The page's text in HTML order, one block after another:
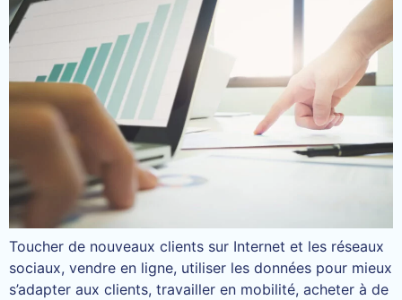
Toucher de nouveaux clients sur Internet et les réseaux
sociaux, vendre en ligne, utiliser les données pour mieux
s’adapter aux clients, travailler en mobilité, acheter à de